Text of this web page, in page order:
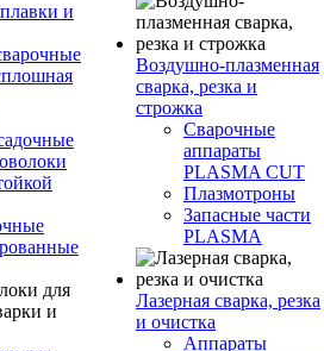
и
Воздушно-плазменная
сварка, резка и
строжка
Сварочные
аппараты
PLASMA CUT
Плазмотроны
Запасные части
PLASMA
Лазерная сварка, резка
и очистка
Аппараты